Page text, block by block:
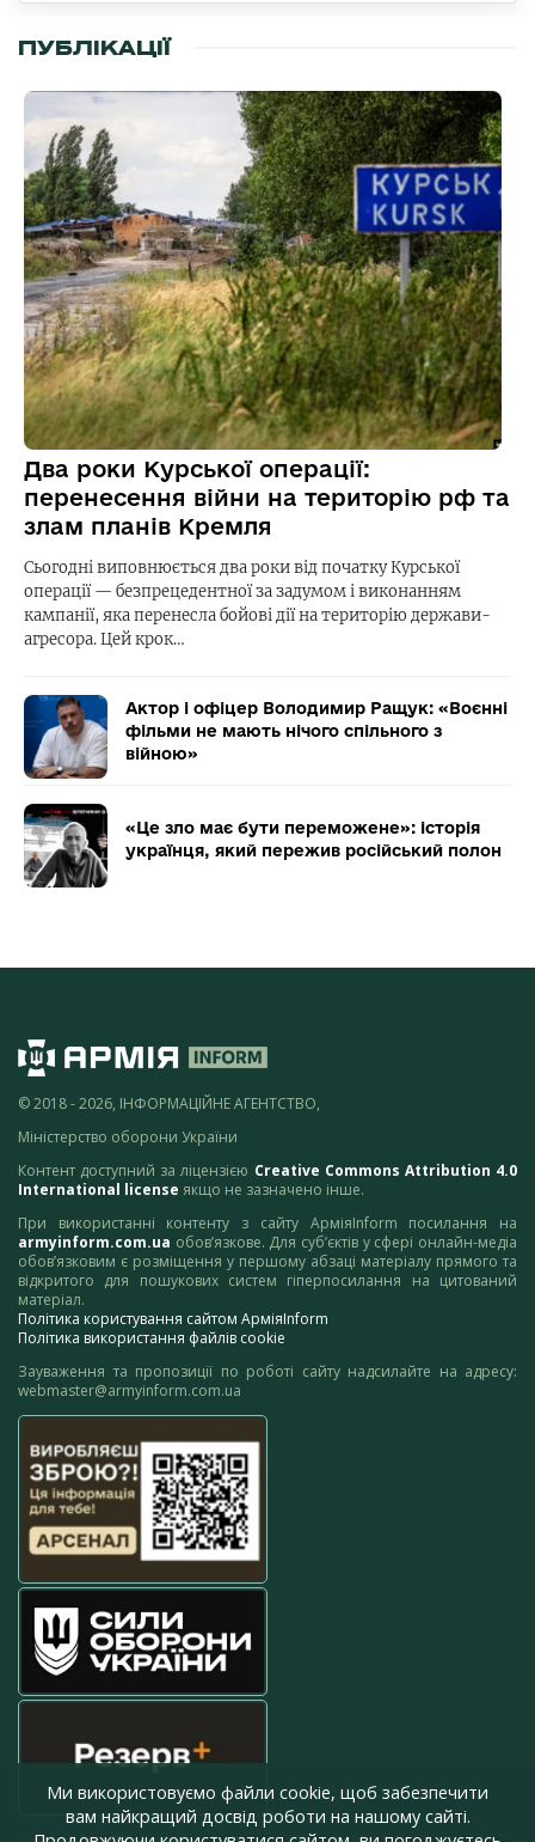
ПУБЛІКАЦІЇ
Два роки Курської операції:
перенесення війни на територію рф та
злам планів Кремля
Сьогодні виповнюється два роки від початку Курської
операції — безпрецедентної за задумом і виконанням
кампанії, яка перенесла бойові дії на територію держави-
агресора. Цей крок…
Актор і офіцер Володимир Ращук: «Воєнні
фільми не мають нічого спільного з
війною»
«Це зло має бути переможене»: історія
українця, який пережив російський полон
© 2018 - 2026, ІНФОРМАЦІЙНЕ АГЕНТСТВО,
Міністерство оборони України
Контент доступний за ліцензією Creative Commons Attribution 4.0
International license якщо не зазначено інше.
При використанні контенту з сайту АрміяInform посилання на
armyinform.com.ua обов’язкове. Для суб’єктів у сфері онлайн-медіа
обов’язковим є розміщення у першому абзаці матеріалу прямого та
відкритого для пошукових систем гіперпосилання на цитований
матеріал.
Політика користування сайтом АрміяInform
Політика використання файлів cookie
Зауваження та пропозиції по роботі сайту надсилайте на адресу:
webmaster@armyinform.com.ua
Ми використовуємо файли cookie, щоб забезпечити
вам найкращий досвід роботи на нашому сайті.